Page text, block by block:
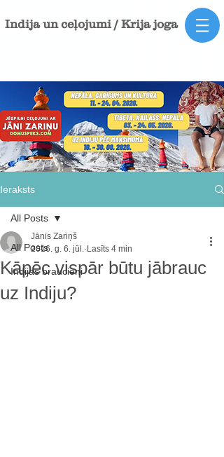
Indija un ceļojumi / Krija joga
Ieraksts
All Posts
Indijas braucieni
All Posts
Kāpēc vispār būtu jābrauc
uz Indiju?
Jānis Zariņš
2016. g. 6. jūl. Lasīts 4 min